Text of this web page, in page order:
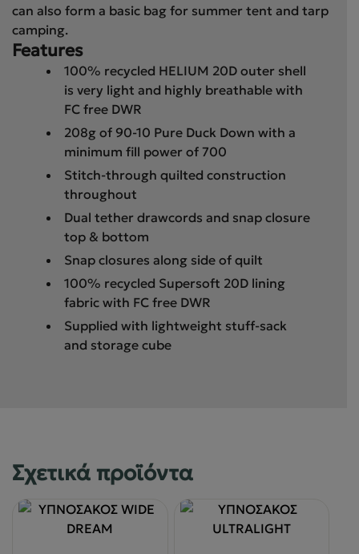
can also form a basic bag for summer tent and tarp
camping.
Features
100% recycled HELIUM 20D outer shell
is very light and highly breathable with
FC free DWR
208g of 90-10 Pure Duck Down with a
minimum fill power of 700
Stitch-through quilted construction
throughout
Dual tether drawcords and snap closure
top & bottom
Snap closures along side of quilt
100% recycled Supersoft 20D lining
fabric with FC free DWR
Supplied with lightweight stuff-sack
and storage cube
Σχετικά προϊόντα